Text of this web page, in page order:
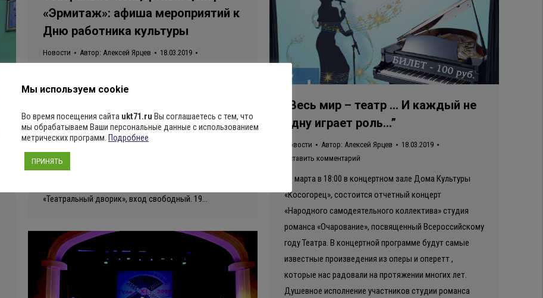
«Эрмитаж»: афиша мероприятий к
Дню работника культуры
Новости Автор: Алексей Ярцев
18.03.2019
Друзья! Совсем скоро мы будем праздновать День
наших дорогих зрителей, немыслимо! Поэтому мы
решили на следующей неделе сделать для вас
интересные мероприятия! Итак, программа: 18 марта,
19:00 – интереснейшая лекция «История русского
«Театральный дворик», вход свободный. 19…
“Весь мир – театр … И каждый не
одну играет роль…”
Новости Автор: Алексей Ярцев
18.03.2019
Оставить комментарий
30 марта в 18:00 в концертном зале Дома Культуры
«Косогорец», состоится отчетный концерт
«Народного самодеятельного коллектива» студия
романса «Очарование», посвященный Всероссийскому
году Театра. В концертной программе будут самые
известные произведения из оперы и оперетт ,
которые нас радовали на протяжении многих лет.
Душевное исполнение участников студии романса
Мы используем cookie
Во время посещения сайта ukt71.ru Вы соглашаетесь с тем, что
мы обрабатываем Ваши персональные данные с использованием
метрических программ. Подробнее
ПРИНЯТЬ